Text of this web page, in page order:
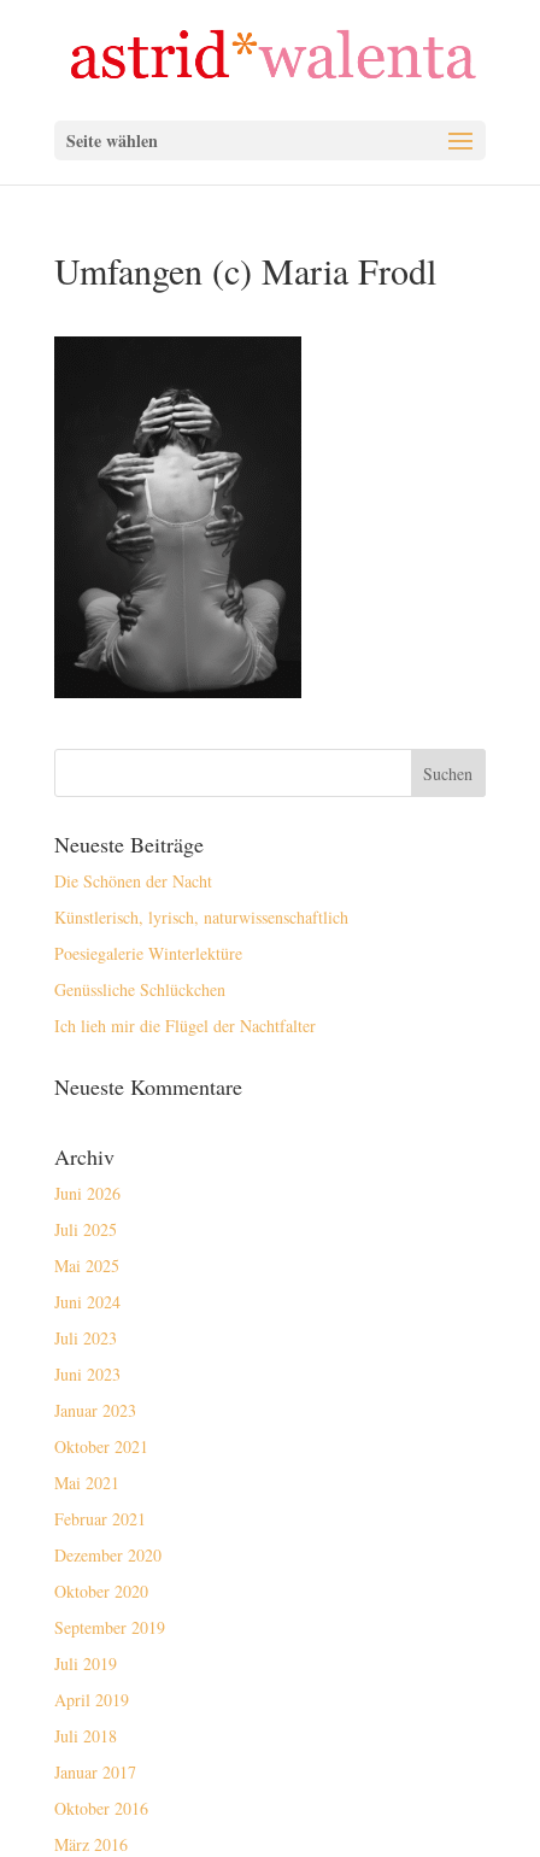
Seite wählen
Umfangen (c) Maria Frodl
Neueste Beiträge
Die Schönen der Nacht
Künstlerisch, lyrisch, naturwissenschaftlich
Poesiegalerie Winterlektüre
Genüssliche Schlückchen
Ich lieh mir die Flügel der Nachtfalter
Neueste Kommentare
Archiv
Juni 2026
Juli 2025
Mai 2025
Juni 2024
Juli 2023
Juni 2023
Januar 2023
Oktober 2021
Mai 2021
Februar 2021
Dezember 2020
Oktober 2020
September 2019
Juli 2019
April 2019
Juli 2018
Januar 2017
Oktober 2016
März 2016